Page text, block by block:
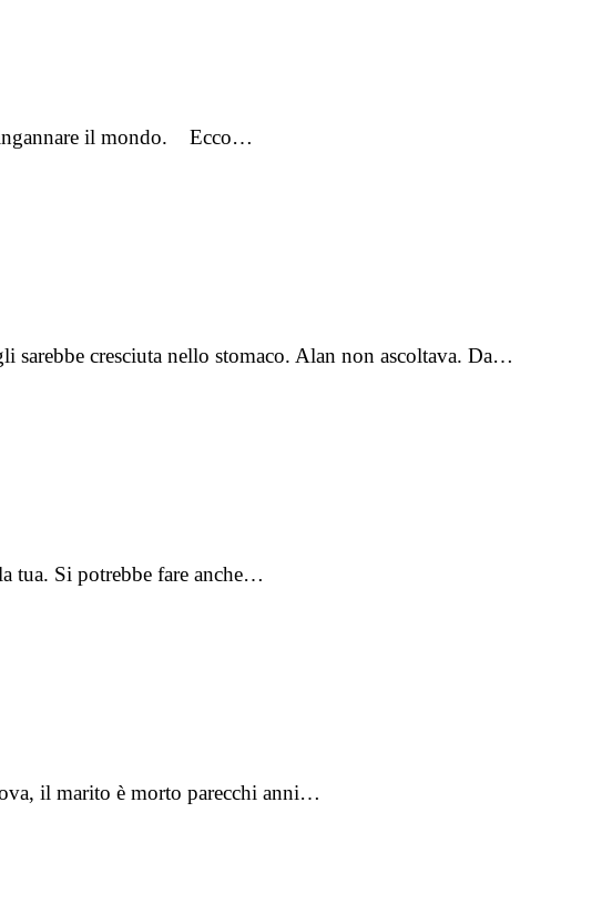
ingannare il mondo. Ecco…
sarebbe cresciuta nello stomaco. Alan non ascoltava. Da…
tua. Si potrebbe fare anche…
il marito è morto parecchi anni…